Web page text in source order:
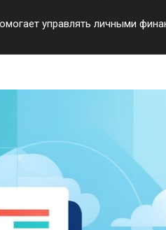
управлять личными